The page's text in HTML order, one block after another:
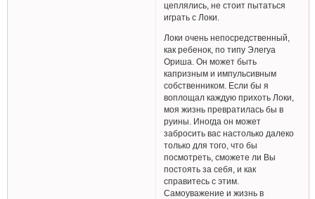
цеплялись, не стоит пытаться
играть с Локи.
Локи очень непосредственный,
как ребенок, по типу Элегуа
Ориша. Он может быть
капризным и импульсивным
собственником. Если бы я
воплощал каждую прихоть Локи,
моя жизнь превратилась бы в
руины. Иногда он может
забросить вас настолько далеко
только для того, что бы
посмотреть, сможете ли Вы
постоять за себя, и как
справитесь с этим.
Самоуважение и жизнь в